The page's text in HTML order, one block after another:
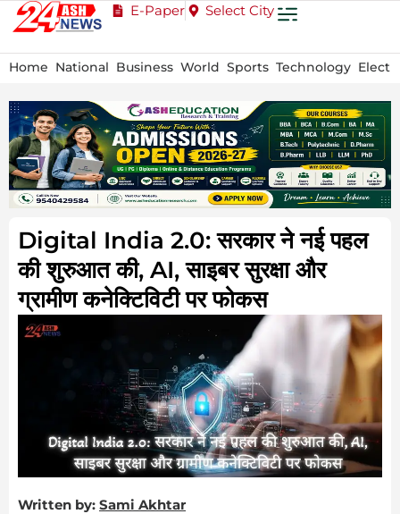
E-Paper Select City
Home National Business World Sports Technology
Digital India 2.0: सरकार ने नई पहल
की शुरुआत की, AI, साइबर सुरक्षा और
ग्रामीण कनेक्टिविटी पर फोकस
Written by: Sami Akhtar